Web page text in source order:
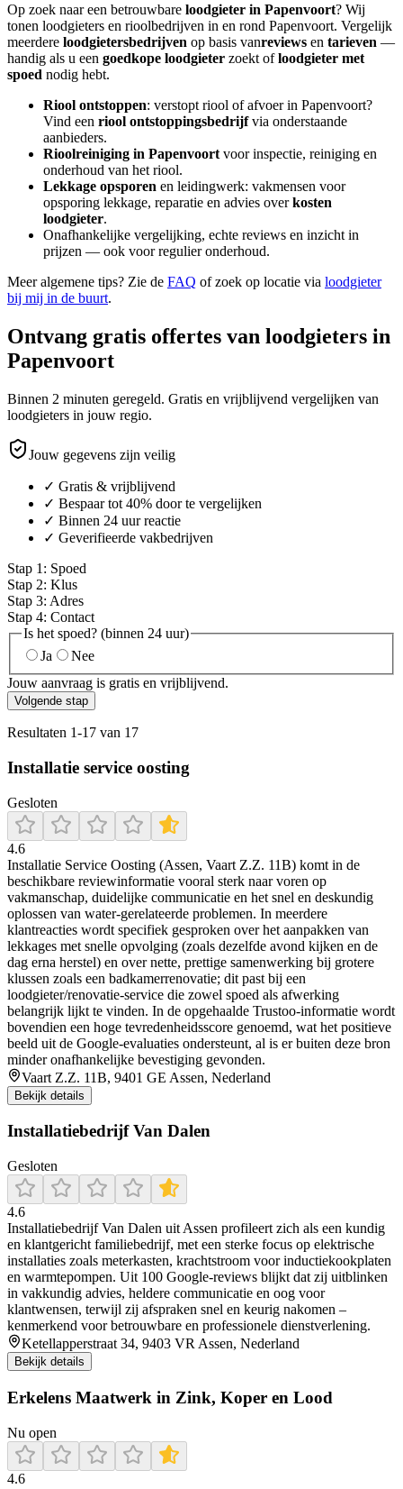
Op zoek naar een betrouwbare loodgieter in Papenvoort? Wij
tonen loodgieters en rioolbedrijven in en rond Papenvoort. Vergelijk
meerdere loodgietersbedrijven op basis vanreviews en tarieven —
handig als u een goedkope loodgieter zoekt ofloodgieter met
spoed nodig hebt.
Riool ontstoppen: verstopt riool of afvoer in Papenvoort?
Vind een riool ontstoppingsbedrijfvia onderstaande
aanbieders.
Rioolreiniging in Papenvoort voor inspectie, reiniging en
onderhoud van het riool.
Lekkage opsporen en leidingwerk: vakmensen voor
opsporing lekkage, reparatie en advies overkosten
loodgieter.
Onafhankelijke vergelijking, echte reviews en inzicht in
prijzen — ook voor regulier onderhoud.
Meer algemene tips? Zie de FAQ of zoek op locatie via loodgieter
bij mij in de buurt.
Ontvang gratis offertes van loodgieters in
Papenvoort
Binnen 2 minuten geregeld. Gratis en vrijblijvend vergelijken van
loodgieters in jouw regio.
Jouw gegevens zijn veilig
✓ Gratis & vrijblijvend
✓ Bespaar tot 40% door te vergelijken
✓ Binnen 24 uur reactie
✓ Geverifieerde vakbedrijven
Stap 1 : Spoed
Stap 2: Klus
Stap 3: Adres
Stap 4: Contact
Is het spoed? (binnen 24 uur)
Ja
Nee
Jouw aanvraag is gratis en vrijblijvend.
Volgende stap
Resultaten 1-17 van 17
Installatie service oosting
Gesloten
4.6
Installatie Service Oosting (Assen, Vaart Z.Z. 11B) komt in de
beschikbare reviewinformatie vooral sterk naar voren op
vakmanschap, duidelijke communicatie en het snel en deskundig
oplossen van water-gerelateerde problemen. In meerdere
klantreacties wordt specifiek gesproken over het aanpakken van
lekkages met snelle opvolging (zoals dezelfde avond kijken en de
dag erna herstel) en over nette, prettige samenwerking bij grotere
klussen zoals een badkamerrenovatie; dit past bij een
loodgieter/renovatie-service die zowel spoed als afwerking
belangrijk lijkt te vinden. In de opgehaalde Trustoo-informatie wordt
bovendien een hoge tevredenheidsscore genoemd, wat het positieve
beeld uit de Google-evaluaties ondersteunt, al is er buiten deze bron
minder onafhankelijke bevestiging gevonden.
Vaart Z.Z. 11B, 9401 GE Assen, Nederland
Bekijk details
Installatiebedrijf Van Dalen
Gesloten
4.6
Installatiebedrijf Van Dalen uit Assen profileert zich als een kundig
en klantgericht familiebedrijf, met een sterke focus op elektrische
installaties zoals meterkasten, krachtstroom voor inductiekookplaten
en warmtepompen. Uit 100 Google‑reviews blijkt dat zij uitblinken
in vakkundig advies, heldere communicatie en oog voor
klantwensen, terwijl zij afspraken snel en keurig nakomen –
kenmerkend voor betrouwbare en professionele dienstverlening.
Ketellapperstraat 34, 9403 VR Assen, Nederland
Bekijk details
Erkelens Maatwerk in Zink, Koper en Lood
Nu open
4.6